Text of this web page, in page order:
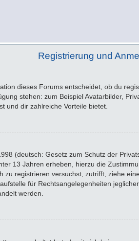
Registrierung und
dieses Forums entscheidet, ob du
stehen: zum Beispiel Avatarbilder,
und dir zahlreiche Vorteile bietet.
(deutsch: Gesetz zum Schutz der
13 Jahren erheben, hierzu die
registrieren versuchst, zutrifft, ziehe
für Rechtsangelegenheiten
werden.